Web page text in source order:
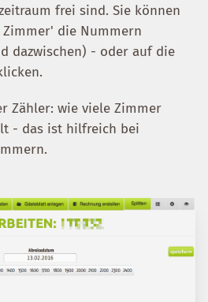
frei sind. Sie können
die Nummern
dazwischen) - oder auf die
Zähler: wie viele Zimmer
- das ist hilfreich bei